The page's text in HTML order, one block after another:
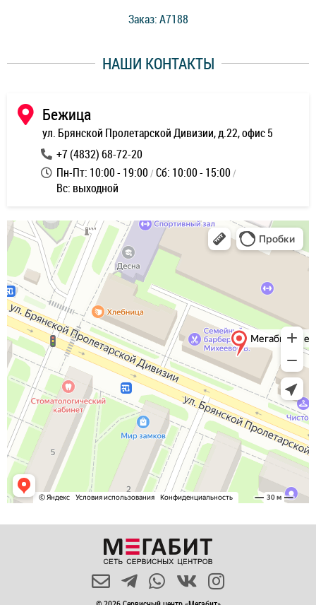
работы и оперативность!Заказ: A7188
НАШИ КОНТАКТЫ
Бежица
ул. Брянской Пролетарской Дивизии, д.22, офис 5
+7 (4832) 68-72-20
Пн-Пт: 10:00 - 19:00 Сб: 10:00 - 15:00
Вс: выходной